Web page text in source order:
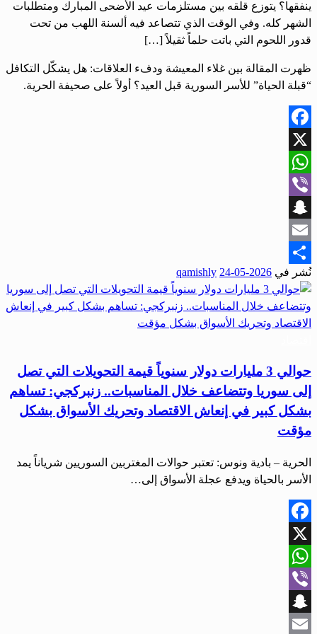
ينفقها؟ يتوزع قلقه بين مستلزمات عيد الأضحى المبارك ومتطلبات
الشهر كله. وفي الوقت الذي تتصاعد فيه ألسنة اللهب من تحت
قدور اللحوم التي باتت حلماً ثقيلاً […]
ظهرت المقالة بين غلاء المعيشة ودفء العلاقات: هل يشكّل التكافل
“قبلة الحياة” للأسر السورية قبل العيد؟ أولاً على صحيفة الحرية.
Facebook
X
WhatsApp
Viber
Snapchat
Email
Share
نُشر في 2026-05-24
qamishly
حوالي 3 مليارات دولار سنوياً قيمة التحويلات التي تصل
إلى سوريا وتتضاعف خلال المناسبات.. زنبركجي: تساهم
بشكل كبير في إنعاش الاقتصاد وتحريك الأسواق بشكل
مؤقت
الحرية – بادية ونوس: تعتبر حوالات المغتربين السوريين شرياناً يمد
الأسر بالحياة ويدفع عجلة الأسواق إلى…
Facebook
X
WhatsApp
Viber
Snapchat